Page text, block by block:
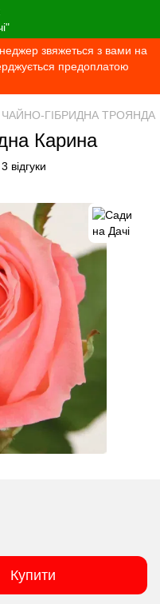
звяжеться з вами на
предоплатою
ЧАЙНО-ГІБРИДНА ТРОЯНДА
Карина
3 відгуки
Купити